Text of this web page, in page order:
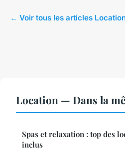
← Voir tous les articles
Location — Dans la
Spas et relaxation : top des
inclus